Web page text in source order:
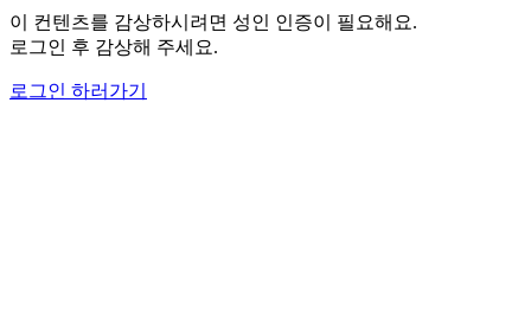
이 컨텐츠를 감상하시려면 성인 인증이 필요해요.
로그인 후 감상해 주세요.
로그인 하러가기